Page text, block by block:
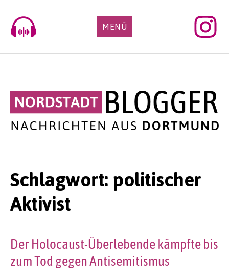
content
MENÜ
Schlagwort: politischer
Aktivist
Der Holocaust-Überlebende kämpfte bis
zum Tod gegen Antisemitismus